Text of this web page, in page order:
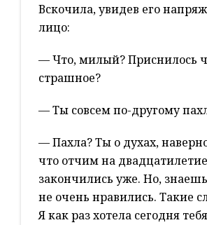
Вскочила, увидев его
лицо:
— Что, милый? Приснилось
страшное?
— Ты совсем по-другому
— Пахла? Ты о духах,
что отчим на
закончились уже. Но,
не очень нравились. Такие
Я как раз хотела сегодня